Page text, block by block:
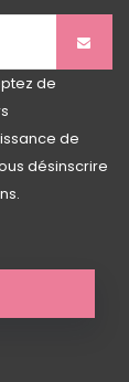
de
de
désinscrire